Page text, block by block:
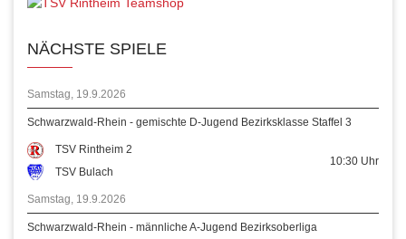
NÄCHSTE SPIELE
Samstag, 19.9.2026
Schwarzwald-Rhein - gemischte D-Jugend Bezirksklasse Staffel 3
TSV Rintheim 2
TSV Bulach
10:30 Uhr
Samstag, 19.9.2026
Schwarzwald-Rhein - männliche A-Jugend Bezirksoberliga